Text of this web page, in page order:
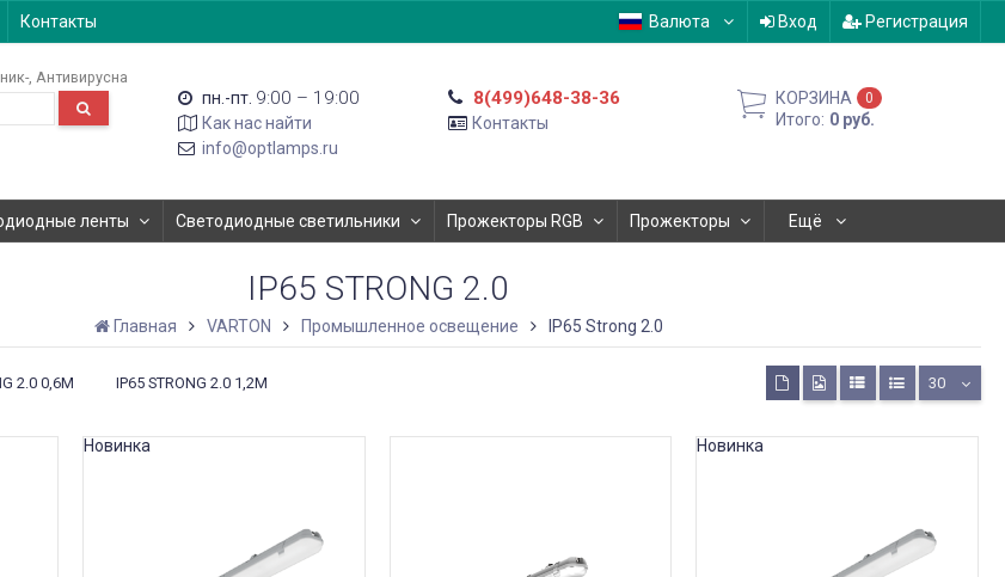
Контакты Валюта Вход Регистрация
Антивирусна
пн.-пт. 9:00 – 19:00
Как нас найти
info@optlamps.ru
8(499)648-38-36
Контакты
КОРЗИНА 0
Итого: 0 руб.
ленты Светодиодные светильники Прожекторы RGB Прожекторы Ещё
IP65 STRONG 2.0
Главная VARTON Промышленное освещение IP65 Strong 2.0
2.0 0,6М IP65 STRONG 2.0 1,2М 30
Новинка Новинка